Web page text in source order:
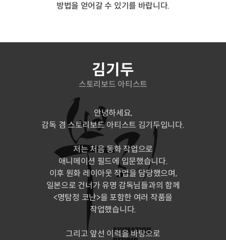
방법을 얻어갈 수 있기를 바랍니다.
김기두
스토리보드 아티스트
안녕하세요,
감독 겸 스토리보드 아티스트 김기두입니다.
저는 처음 동화 작업으로
애니메이션 필드에 입문했습니다.
이후 원화 레이아웃 작업을 담당했으며,
일본으로 건너가 유명 감독님들과의 함께
<명탐정 코난>을 포함한 여러 작품을
작업했습니다.
그리고 앞선 이력을 바탕으로